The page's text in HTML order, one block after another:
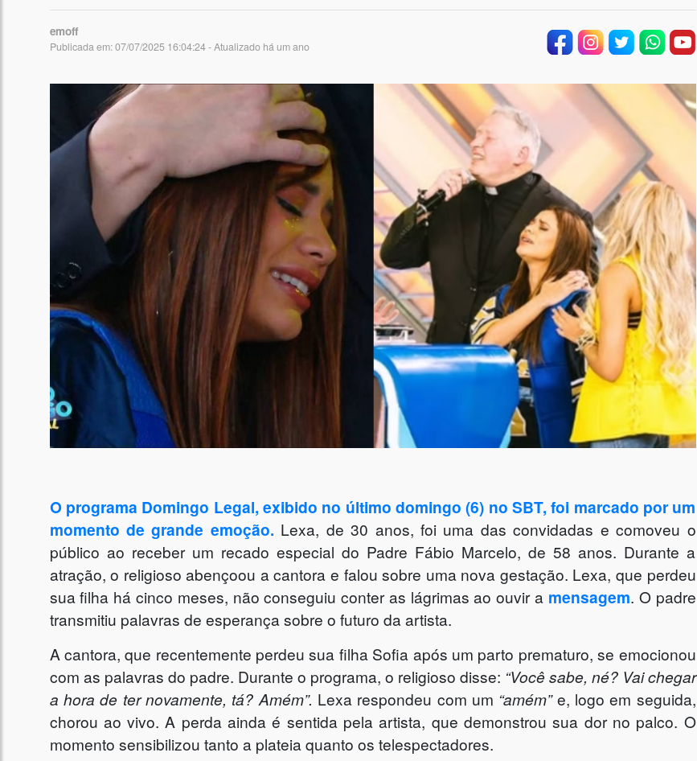
emoff
Publicada em: 07/07/2025 16:04:24 - Atualizado há um ano
O programa Domingo Legal, exibido no último domingo (6) no SBT, foi marcado por um
momento de grande emoção. Lexa, de 30 anos, foi uma das convidadas e comoveu o
público ao receber um recado especial do Padre Fábio Marcelo, de 58 anos. Durante a
atração, o religioso abençoou a cantora e falou sobre uma nova gestação. Lexa, que perdeu
sua filha há cinco meses, não conseguiu conter as lágrimas ao ouvir a mensagem. O padre
transmitiu palavras de esperança sobre o futuro da artista.
A cantora, que recentemente perdeu sua filha Sofia após um parto prematuro, se emocionou
com as palavras do padre. Durante o programa, o religioso disse: “Você sabe, né? Vai chegar
a hora de ter novamente, tá? Amém”. Lexa respondeu com um “amém”e, logo em seguida,
chorou ao vivo. A perda ainda é sentida pela artista, que demonstrou sua dor no palco. O
momento sensibilizou tanto a plateia quanto os telespectadores.